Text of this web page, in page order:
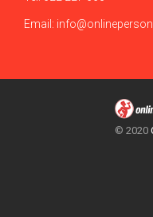
Email:
© 2020